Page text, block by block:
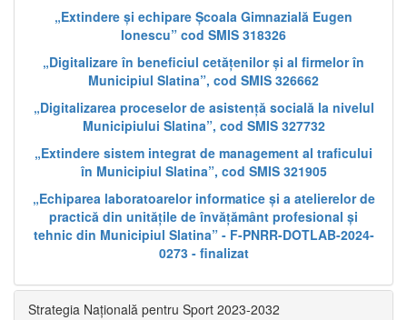
„Extindere și echipare Școala Gimnazială Eugen
Ionescu” cod SMIS 318326
„Digitalizare în beneficiul cetățenilor și al firmelor în
Municipiul Slatina”, cod SMIS 326662
„Digitalizarea proceselor de asistență socială la nivelul
Municipiului Slatina”, cod SMIS 327732
„Extindere sistem integrat de management al traficului
în Municipiul Slatina”, cod SMIS 321905
„Echiparea laboratoarelor informatice și a atelierelor de
practică din unitățile de învățământ profesional și
tehnic din Municipiul Slatina” - F-PNRR-DOTLAB-2024-
0273 - finalizat
Strategia Națională pentru Sport 2023-2032